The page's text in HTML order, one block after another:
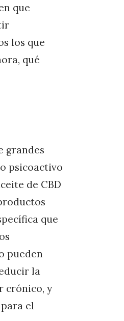
que
los que
qué
grandes
psicoactivo
de CBD
que
pueden
la
crónico, y
el